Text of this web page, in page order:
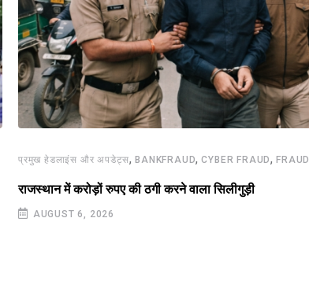
प्रमुख हेडलाइंस और अपडेट्स,BANKFRAUD,CYBER FRAUD,FRAUD
राजस्थान में करोड़ों रुपए की ठगी करने वाला सिलीगुड़ी
AUGUST 6, 2026